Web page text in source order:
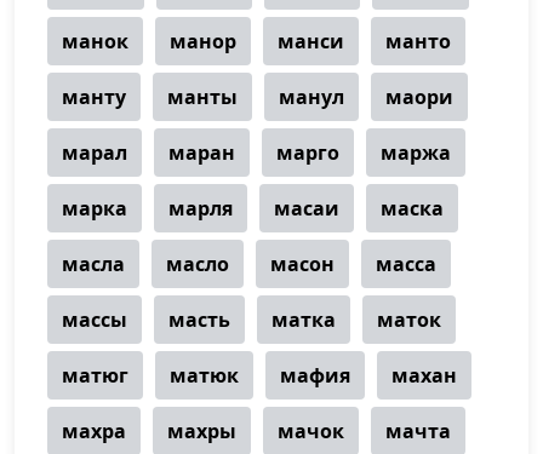
манок манор манси манто
манту манты манул маори
марал маран марго маржа
марка марля масаи маска
масла масло масон масса
массы масть матка маток
матюг матюк мафия махан
махра махры мачок мачта